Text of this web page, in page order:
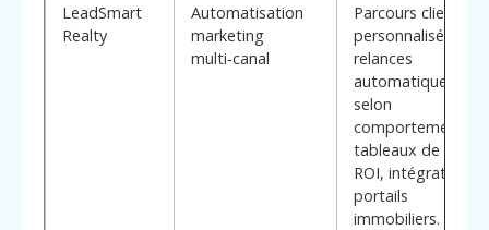
LeadSmart
Realty
Automatisation
marketing
multi‑canal
Parcours clients
personnalisés,
relances
automatiques
selon
comportements,
tableaux de bord
ROI, intégration
portails
immobiliers.